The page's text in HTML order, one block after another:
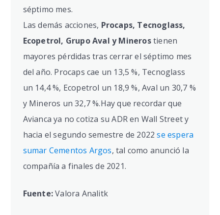
séptimo mes.
Las demás acciones, Procaps, Tecnoglass,
Ecopetrol, Grupo Aval y Minerostienen
mayores pérdidas tras cerrar el séptimo mes
del año. Procaps cae un 13,5 %, Tecnoglass
un 14,4 %, Ecopetrol un 18,9 %, Aval un 30,7 %
y Mineros un 32,7 %.Hay que recordar que
Avianca ya no cotiza su ADR en Wall Street y
hacia el segundo semestre de 2022se espera
sumar Cementos Argos, tal como anunció la
compañía a finales de 2021.
Fuente:Valora Analitk